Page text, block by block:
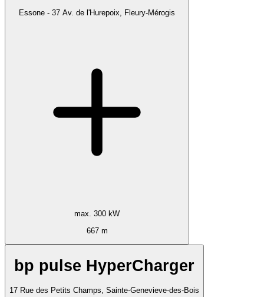
Essone - 37 Av. de l'Hurepoix, Fleury-Mérogis
max. 300 kW
667 m
bp pulse HyperCharger
17 Rue des Petits Champs, Sainte-Genevieve-des-Bois